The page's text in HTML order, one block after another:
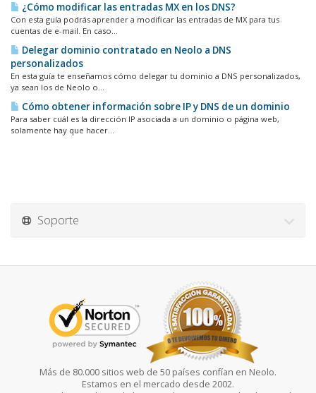
¿Cómo modificar las entradas MX en los DNS?
Con esta guía podrás aprender a modificar las entradas de MX para tus
cuentas de e-mail. En caso...
Delegar dominio contratado en Neolo a DNS
personalizados
En esta guía te enseñamos cómo delegar tu dominio a DNS personalizados,
ya sean los de Neolo o...
Cómo obtener información sobre IP y DNS de un dominio
Para saber cuál es la dirección IP asociada a un dominio o página web,
solamente hay que hacer...
Soporte
Más de 80.000 sitios web de 50 países confían en Neolo.
Estamos en el mercado desde 2002.